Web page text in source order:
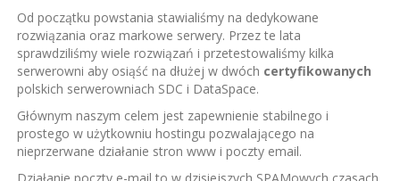
Od początku powstania stawialiśmy na dedykowane
rozwiązania oraz markowe serwery. Przez te lata
sprawdziliśmy wiele rozwiązań i przetestowaliśmy kilka
serwerowni aby osiąść na dłużej w dwóch certyfikowanych
polskich serwerowniach SDC i DataSpace.
Głównym naszym celem jest zapewnienie stabilnego i
prostego w użytkowniu hostingu pozwalającego na
nieprzerwane działanie stron www i poczty email.